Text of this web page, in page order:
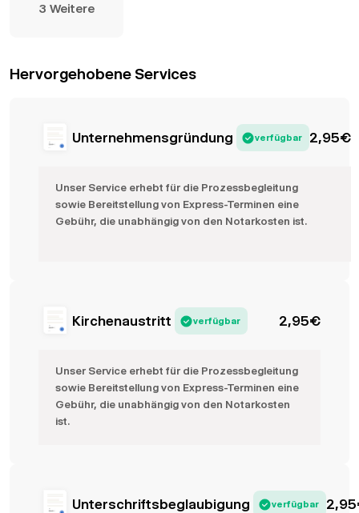
3 Weitere
Hervorgehobene Services
Unternehmensgründung verfügbar 2,95€
Unser Service erhebt für die Prozessbegleitung
sowie Bereitstellung von Express-Terminen eine
Gebühr, die unabhängig von den Notarkosten ist.
Kirchenaustritt verfügbar 2,95€
Unser Service erhebt für die Prozessbegleitung
sowie Bereitstellung von Express-Terminen eine
Gebühr, die unabhängig von den Notarkosten
ist.
Unterschriftsbeglaubigung verfügbar 2,95